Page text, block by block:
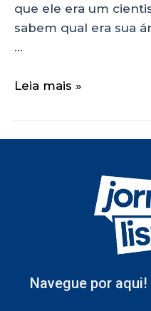
que ele era um
sabem qual era sua
…
Leia mais »
Navegue por aqui!